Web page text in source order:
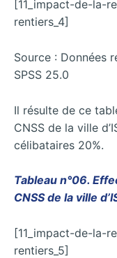
[11_impact-de-la-
rentiers_4]
Source : Données
SPSS 25.0
Il résulte de ce
CNSS de la ville
célibataires 20%.
Tableau n°06.
CNSS de la ville
[11_impact-de-la-
rentiers_5]